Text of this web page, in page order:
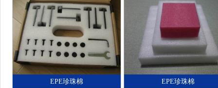
EPE珍珠棉 EPE珍珠棉